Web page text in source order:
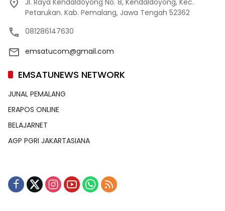
Jl. Raya Kendaldoyong No. 8, Kendaldoyong, Kec.
Petarukan. Kab. Pemalang, Jawa Tengah 52362
081286147630
emsatucom@gmail.com
EMSATUNEWS NETWORK
JUNAL PEMALANG
ERAPOS ONLINE
BELAJARNET
AGP PGRI JAKARTASIANA